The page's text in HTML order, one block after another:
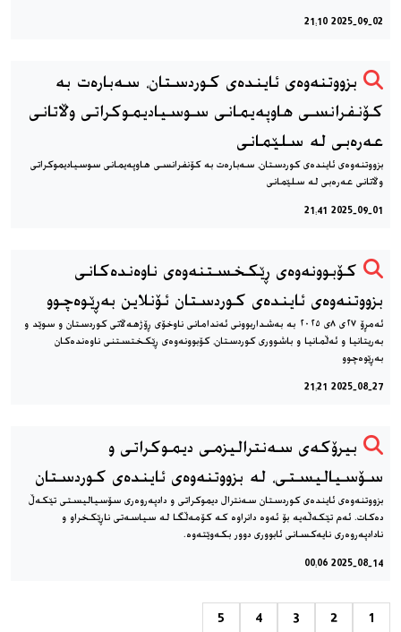
2025-09-02 21:10
بزووتنه‌وه‌ی ئاینده‌ی کوردستان، سه‌باره‌ت به
كۆنفرانسی هاوپەیمانی سوسیادیموكراتی وڵاتانی
عەرەبی له سلێمانی
بزووتنه‌وه‌ی ئاینده‌ی کوردستان، سه‌باره‌ت به كۆنفرانسی هاوپەیمانی سوسیادیموكراتی
وڵاتانی عەرەبی له سلێمانی
2025-09-01 21:41
کۆبوونه‌وه‌ی ڕێکخستنه‌وه‌ی ناوه‌نده‌کانی
بزووتنه‌وه‌ی ئاینده‌ی کوردستان ئۆنلاین به‌ڕێوه‌چوو
ئه‌مڕۆ‌ ٢٧ی ٨ی ٢٠٢٥ به به‌شداربوونی ئه‌ندامانی ناوخۆی ڕۆژهه‌ڵاتی کوردستان و سوێد و
به‌ریتانیا و ئه‌ڵمانیا و باشووری کوردستان، کۆبوونه‌وه‌‌ی ڕێکختستنی ناوه‌نده‌کان
به‌ڕێوه‌چوو
2025-08-27 21:21
بیرۆکەی سەنترالیزمی دیموكراتی و
سۆسیالیستی، له بزووتنەوەی ئایندەی کوردستان
بزووتنەوەی ئایندەی کوردستان سه‌نترال دیموکراتی و دادپەروەری سۆسیالیستی تێکەڵ
دەکات. ئەم تێکەڵەیە بۆ ئەوە دانراوە کە کۆمه‌ڵگا له سیاسەتی ناڕێکخراو و
نادادپەروەری نایەکسانی ئابووری دوور بکەوێتەوە.
2025-08-14 00:06
1
2
3
4
5